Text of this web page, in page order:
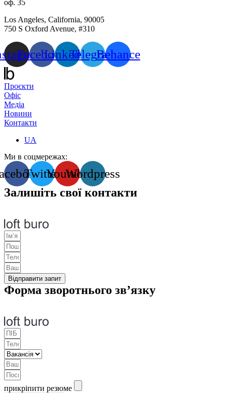
оф. 35
Los Angeles, California, 90005
750 S Oxford Avenue, #310
FacebookLinkedinTelegramBehance
Проєкти
Офіс
Медіа
Новини
Контакти
UA
Ми в соцмережах:
TwitterYoutube
Wordpress
Залишіть свої контакти
Відправити запит
Форма зворотнього зв’язку
прикріпити резюме